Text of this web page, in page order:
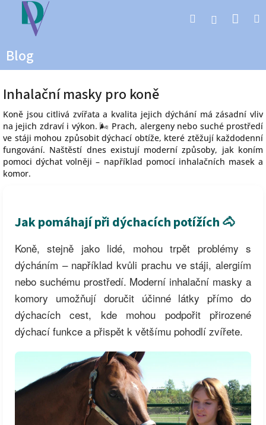
Hledat
Blog
Inhalační masky pro koně
Koně jsou citlivá zvířata a kvalita jejich dýchání má zásadní vliv
na jejich zdraví i výkon. 🌬️ Prach, alergeny nebo suché prostředí
ve stáji mohou způsobit dýchací obtíže, které ztěžují každodenní
fungování. Naštěstí dnes existují moderní způsoby, jak koním
pomoci dýchat volněji – například pomocí inhalačních masek a
komor.
Jak pomáhají při dýchacích potížích 🐴
Koně, stejně jako lidé, mohou trpět problémy s
dýcháním – například kvůli prachu ve stáji, alergiím
nebo suchému prostředí. Moderní inhalační masky a
komory umožňují doručit účinné látky přímo do
dýchacích cest, kde mohou podpořit přirozené
dýchací funkce a přispět k většímu pohodlí zvířete.